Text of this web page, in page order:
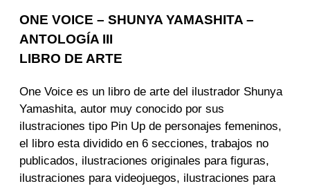
e
l
a
e
t
r
a
d
a
ONE VOICE – SHUNYA YAMASHITA –
ANTOLOGÍA III
LIBRO DE ARTE
One Voice es un libro de arte del ilustrador Shunya
Yamashita, autor muy conocido por sus
ilustraciones tipo Pin Up de personajes femeninos,
el libro esta dividido en 6 secciones, trabajos no
publicados, ilustraciones originales para figuras,
ilustraciones para videojuegos, ilustraciones para